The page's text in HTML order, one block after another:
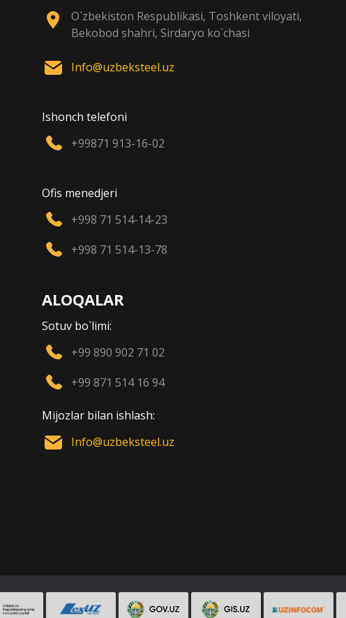
O`zbekiston Respublikasi, Toshkent viloyati,
Bekobod shahri, Sirdaryo ko`chasi
Info@uzbeksteel.uz
Ishonch telefoni
+99871 913-16-02
Ofis menedjeri
+998 71 514-14-23
+998 71 514-13-78
ALOQALAR
Sotuv bo`limi:
+99 890 902 71 02
+99 871 514 16 94
Mijozlar bilan ishlash:
Info@uzbeksteel.uz